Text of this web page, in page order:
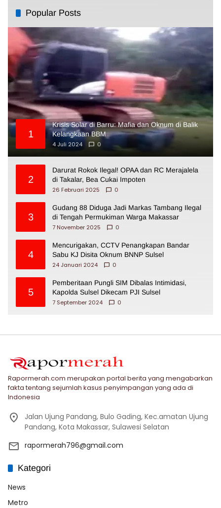
Popular Posts
1
Krisis Solar di Barru: Mafia dan Oknum di Balik
Kelangkaan BBM
4 Juli 2024
0
2
Darurat Rokok Ilegal! OPAA dan RC Merajalela
di Takalar, Bea Cukai Impoten
26 Februari 2025
0
3
Gudang 88 Diduga Jadi Markas Tambang Ilegal
di Tengah Permukiman Warga Makassar
7 November 2025
0
4
Mencurigakan, CCTV Penangkapan Bandar
Sabu KJ Disita Oknum BNNP Sulsel
24 Januari 2024
0
5
Pemberitaan Pungli SIM Dibalas Intimidasi,
Kapolda Sulsel Dikecam PJI Sulsel
7 September 2024
0
Rapormerah.com merupakan portal berita yang mengabarkan
fakta tentang sejumlah kasus penyimpangan yang ada di
Indonesia
Jalan Ujung Pandang, Bulo Gading, Kec.amatan Ujung
Pandang, Kota Makassar, Sulawesi Selatan
rapormerah796@gmail.com
Kategori
News
Metro